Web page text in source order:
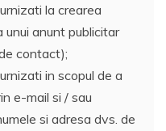
la crearea
unui anunt publicitar
contact);
in scopul de a
e-mail si / sau
si adresa dvs. de